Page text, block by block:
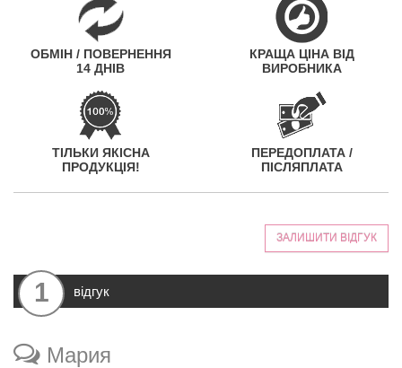
ОБМІН / ПОВЕРНЕННЯ
14 ДНІВ
КРАЩА ЦІНА ВІД
ВИРОБНИКА
ТІЛЬКИ ЯКІСНА
ПРОДУКЦІЯ!
ПЕРЕДОПЛАТА /
ПІСЛЯПЛАТА
ЗАЛИШИТИ ВІДГУК
1 відгук
Мария